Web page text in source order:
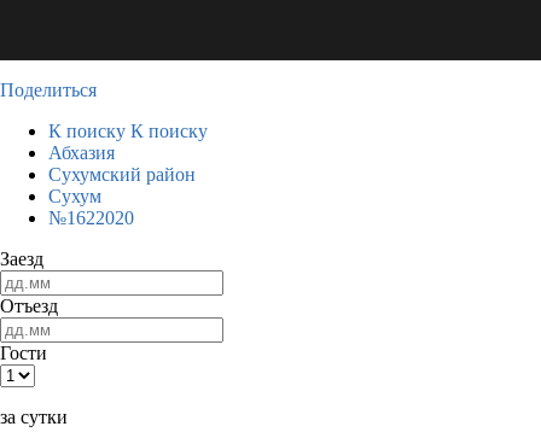
Поделиться
К поиску К поиску
Абхазия
Сухумский район
Сухум
№1622020
Заезд
Отъезд
Гости
за сутки